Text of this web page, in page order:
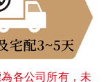
各公司所有，未